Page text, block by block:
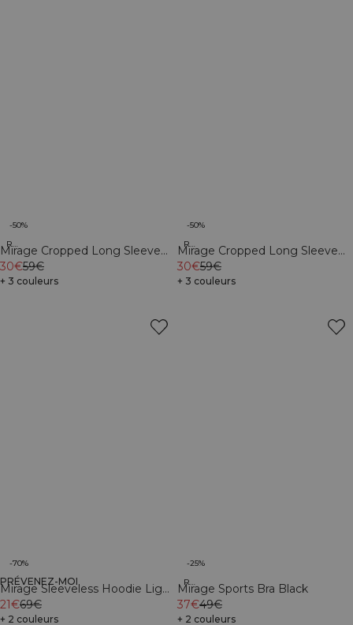
Recycled
-50%
Mirage Cropped Long Sleeve
Black
30€59€
+ 3 couleurs
Recycled
-50%
Mirage Cropped Long Sleeve
Faded violet
30€59€
+ 3 couleurs
Organic
-70%
PRÉVENEZ-MOI
Mirage Sleeveless Hoodie Light
Beige
21€69€
+ 2 couleurs
Recycled
-25%
Mirage Sports Bra Black
37€49€
+ 2 couleurs